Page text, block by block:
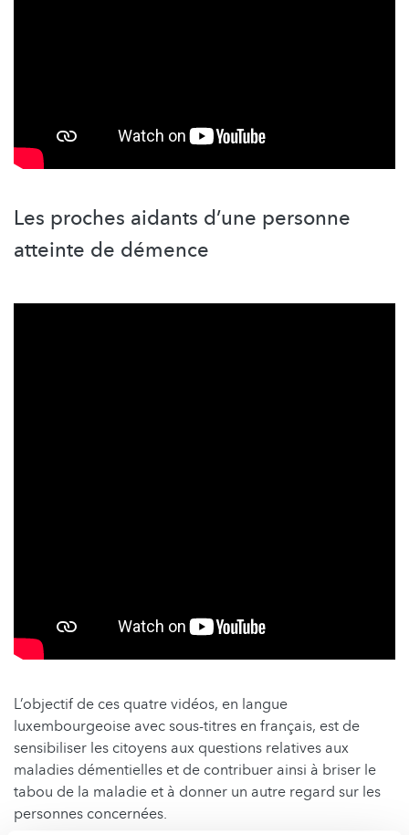
Les proches aidants d’une personne
atteinte de démence
L’objectif de ces quatre vidéos, en langue
luxembourgeoise avec sous-titres en français, est de
sensibiliser les citoyens aux questions relatives aux
maladies démentielles et de contribuer ainsi à briser le
tabou de la maladie et à donner un autre regard sur les
personnes concernées.